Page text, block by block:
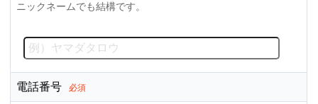
ニックネームでも結構です。
電話番号 必須